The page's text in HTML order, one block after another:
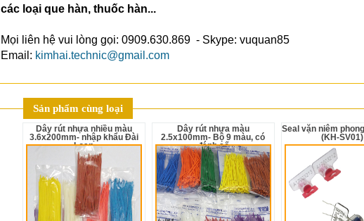
các loại que hàn, thuốc hàn...
Mọi liên hệ vui lòng gọi: 0909.630.869 - Skype: vuquan85
Email: kimhai.technic@gmail.com
Sản phẩm cùng loại
Dây rút nhựa nhiều màu
3.6x200mm- nhập khẩu Đài
Loan
Dây rút nhựa màu
2.5x100mm- Bộ 9 màu, có
đánh số
Seal vặn niêm phong xăng dầu
(KH-SV01)